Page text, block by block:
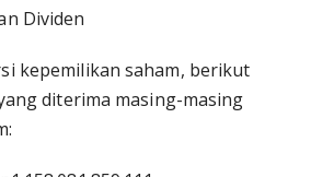
Dividen
kepemilikan saham, berikut
diterima masing-masing